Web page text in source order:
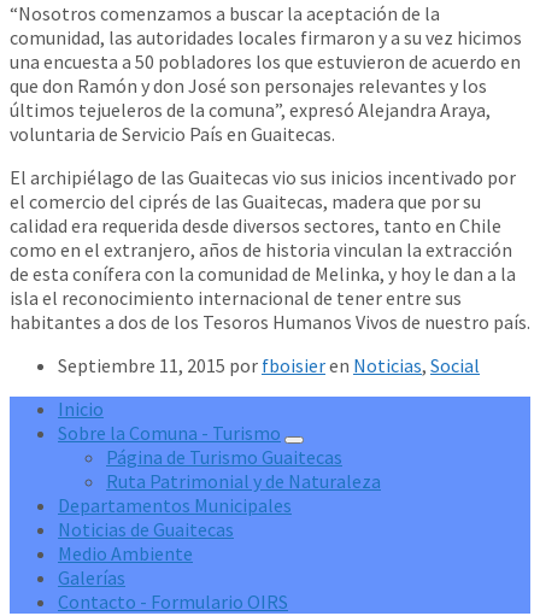
“Nosotros comenzamos a buscar la aceptación de la
comunidad, las autoridades locales firmaron y a su vez hicimos
una encuesta a 50 pobladores los que estuvieron de acuerdo en
que don Ramón y don José son personajes relevantes y los
últimos tejueleros de la comuna”, expresó Alejandra Araya,
voluntaria de Servicio País en Guaitecas.
El archipiélago de las Guaitecas vio sus inicios incentivado por
el comercio del ciprés de las Guaitecas, madera que por su
calidad era requerida desde diversos sectores, tanto en Chile
como en el extranjero, años de historia vinculan la extracción
de esta conífera con la comunidad de Melinka, y hoy le dan a la
isla el reconocimiento internacional de tener entre sus
habitantes a dos de los Tesoros Humanos Vivos de nuestro país.
Septiembre 11, 2015 por fboisieren Noticias, Social
Inicio
Sobre la Comuna - Turismo
Página de Turismo Guaitecas
Ruta Patrimonial y de Naturaleza
Departamentos Municipales
Noticias de Guaitecas
Medio Ambiente
Galerías
Contacto - Formulario OIRS